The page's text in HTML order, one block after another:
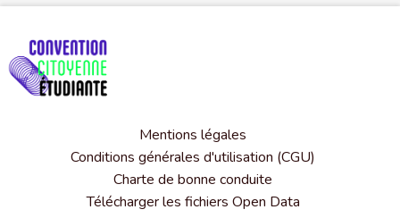
Mentions légales
Conditions générales d'utilisation (CGU)
Charte de bonne conduite
Télécharger les fichiers Open Data